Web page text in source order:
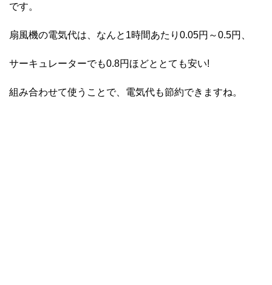
です。
扇風機の電気代は、なんと1時間あたり0.05円～0.5円、
サーキュレーターでも0.8円ほどととても安い!
組み合わせて使うことで、電気代も節約できますね。